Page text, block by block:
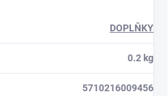
DOPLŇKY
0.2 kg
5710216009456